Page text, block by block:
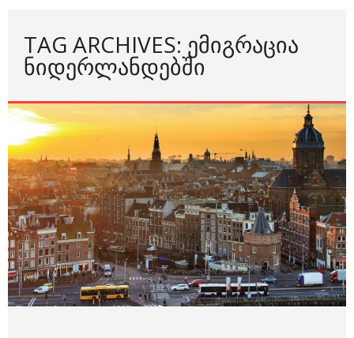
TAG ARCHIVES: ᲔᲛᲘᲒᲠᲐᲪᲘᲐ
ᲜᲘᲓᲔᲠᲚᲐᲜᲓᲔᲑᲨᲘ